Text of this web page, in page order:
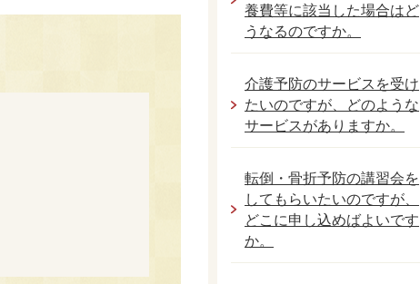
養費等に該当した場合はど
うなるのですか。
介護予防のサービスを受け
たいのですが、どのような
サービスがありますか。
転倒・骨折予防の講習会を
してもらいたいのですが、
どこに申し込めばよいです
か。